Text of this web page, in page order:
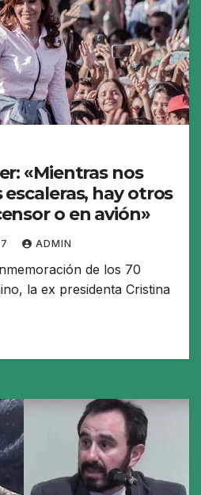
«Mientras nos
escaleras, hay otros
o en avión»
ADMIN
de los 70
la ex presidenta Cristina